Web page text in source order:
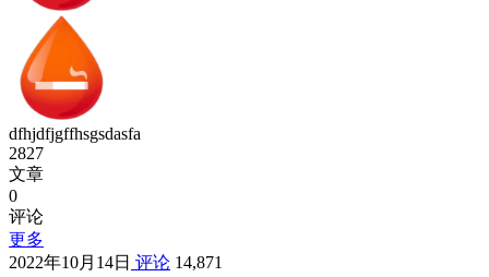
dfhjdfjgffhsgsdasfa
2827
文章
0
评论
更多
2022年10月14日 评论 14,871